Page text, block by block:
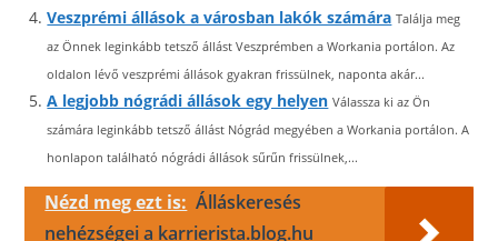
Veszprémi állások a városban lakók számára Találja meg
az Önnek leginkább tetsző állást Veszprémben a Workania portálon. Az
oldalon lévő veszprémi állások gyakran frissülnek, naponta akár...
A legjobb nógrádi állások egy helyen Válassza ki az Ön
számára leginkább tetsző állást Nógrád megyében a Workania portálon. A
honlapon található nógrádi állások sűrűn frissülnek,...
Nézd meg ezt is: Álláskeresés
nehézségei a karrierista.blog.hu